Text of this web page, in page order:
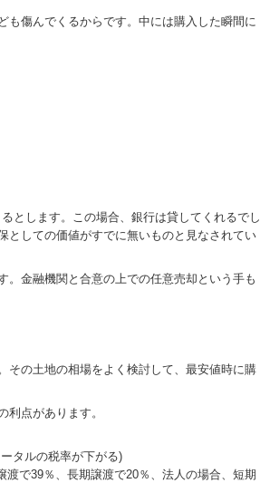
も傷んでくるからです。中には購入した瞬間に
とします。この場合、銀行は貸してくれるでし
としての価値がすでに無いものと見なされてい
金融機関と合意の上での任意売却という手も
その土地の相場をよく検討して、最安値時に購
点があります。
タルの税率が下がる)
で39％、長期譲渡で20％、法人の場合、短期